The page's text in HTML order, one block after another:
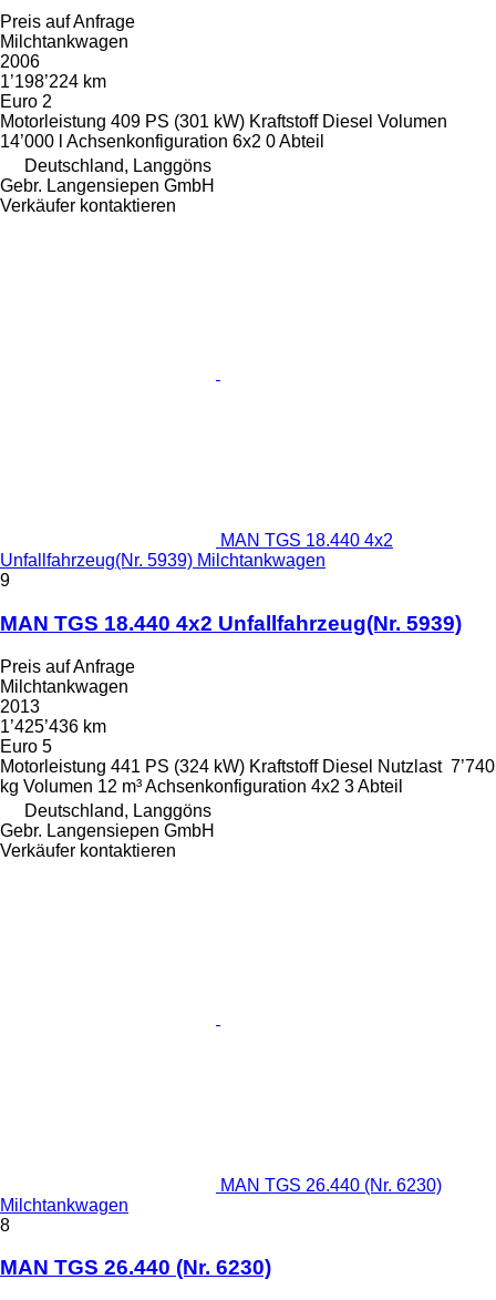
Preis auf Anfrage
Milchtankwagen
2006
1’198’224 km
Euro 2
Motorleistung 409 PS (301 kW) Kraftstoff Diesel Volumen
14’000 l
Achsenkonfiguration 6x2 0 Abteil
Deutschland, Langgöns
Gebr. Langensiepen GmbH
Verkäufer kontaktieren
MAN TGS 18.440 4x2
Unfallfahrzeug(Nr. 5939) Milchtankwagen
9
MAN TGS 18.440 4x2 Unfallfahrzeug(Nr. 5939)
Preis auf Anfrage
Milchtankwagen
2013
1’425’436 km
Euro 5
Motorleistung 441 PS (324 kW) Kraftstoff Diesel Nutzlast 7’740
kg Volumen 12 m³Achsenkonfiguration 4x2 3 Abteil
Deutschland, Langgöns
Gebr. Langensiepen GmbH
Verkäufer kontaktieren
MAN TGS 26.440 (Nr. 6230)
Milchtankwagen
8
MAN TGS 26.440 (Nr. 6230)